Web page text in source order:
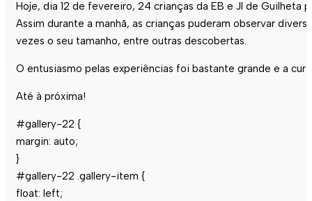
Hoje, dia 12 de fevereiro, 24 crianças da EB e JI de Guilheta
Assim durante a manhã, as crianças puderam observar
vezes o seu tamanho, entre outras descobertas.
O entusiasmo pelas experiências foi bastante grande e a
Até à próxima!
#gallery-22 {
margin: auto;
}
#gallery-22 .gallery-item {
float: left;